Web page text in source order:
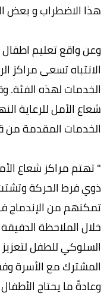
هذا الاضطراب و بعض
وعن واقع تعليم
الانتباه تسعى مراكز
الخدمات لهذه الفئة.
شعاع الأمل للرعاية
الخدمات المقدمة من
" تهتم مراكز شعاع
ذوي فرط الحركة وتشتت
تمكنهم من الإندماج
خلال الملاحظة
السلوكي للطفل لتعزيز
المشترك مع الأسرة
وعادةً ما يحتاج